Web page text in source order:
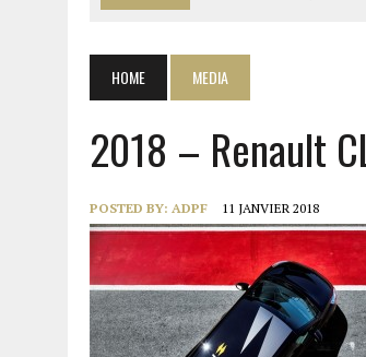
1 JUIN 2021 | GROUPE 3 : ALPINE A110 1600 S
6 AVRIL 2021
DE L’HUILE SUR LA PISTE –
22 OCTOBRE 2020
EXPO MAZDA 100 ANS –
HOME MEDIA
2018 – Renault
POSTED BY: ADPF 11 JANVIER 2018